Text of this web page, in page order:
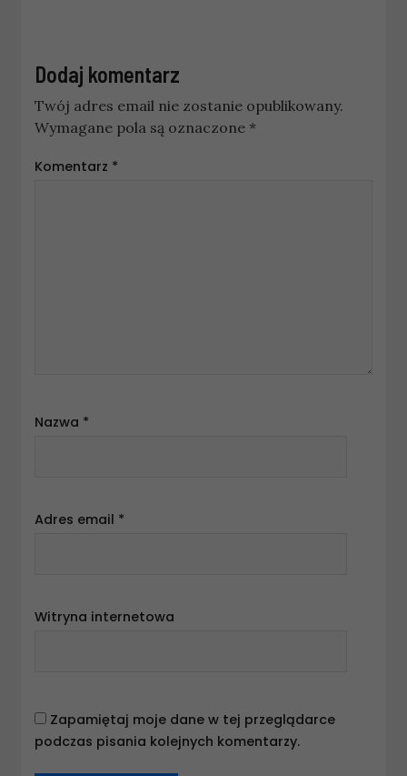
Dodaj komentarz
Twój adres email nie zostanie opublikowany.
Wymagane pola są oznaczone *
Komentarz *
Nazwa *
Adres email *
Witryna internetowa
Zapamiętaj moje dane w tej przeglądarce
podczas pisania kolejnych komentarzy.